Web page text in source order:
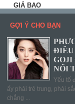
GỢI Ý CHO BẠN
ĐIỀU
GOJI
NỔI
Yếu tố
ấy phải trẻ trung, phải
chẳng ...